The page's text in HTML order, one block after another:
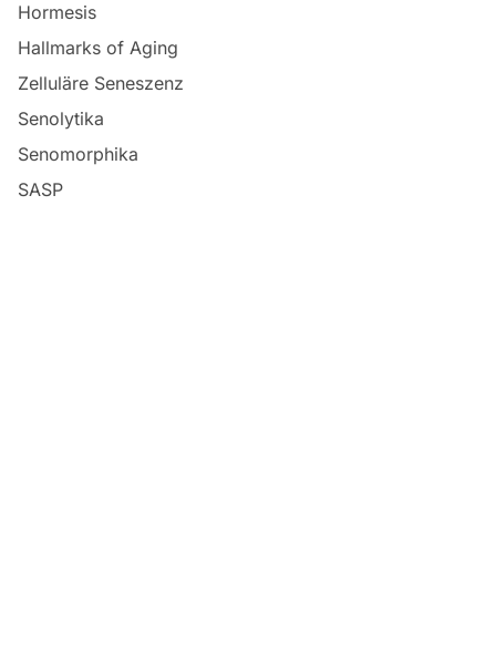
Hormesis
Hallmarks of Aging
Zelluläre Seneszenz
Senolytika
Senomorphika
SASP